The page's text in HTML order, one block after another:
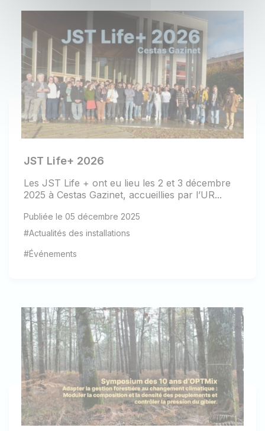
JST Life+ 2026
Les JST Life + ont eu lieu les 2 et 3 décembre
2025 à Cestas Gazinet, accueillies par l’UR...
Publiée le 05 décembre 2025
#Actualités des installations
#Événements